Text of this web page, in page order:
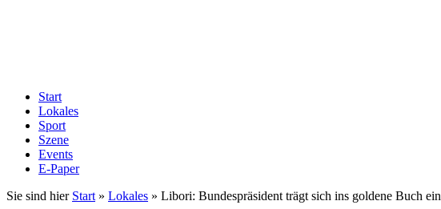
Start
Lokales
Sport
Szene
Events
E-Paper
Sie sind hier Start » Lokales » Libori: Bundespräsident trägt sich ins goldene Buch ein